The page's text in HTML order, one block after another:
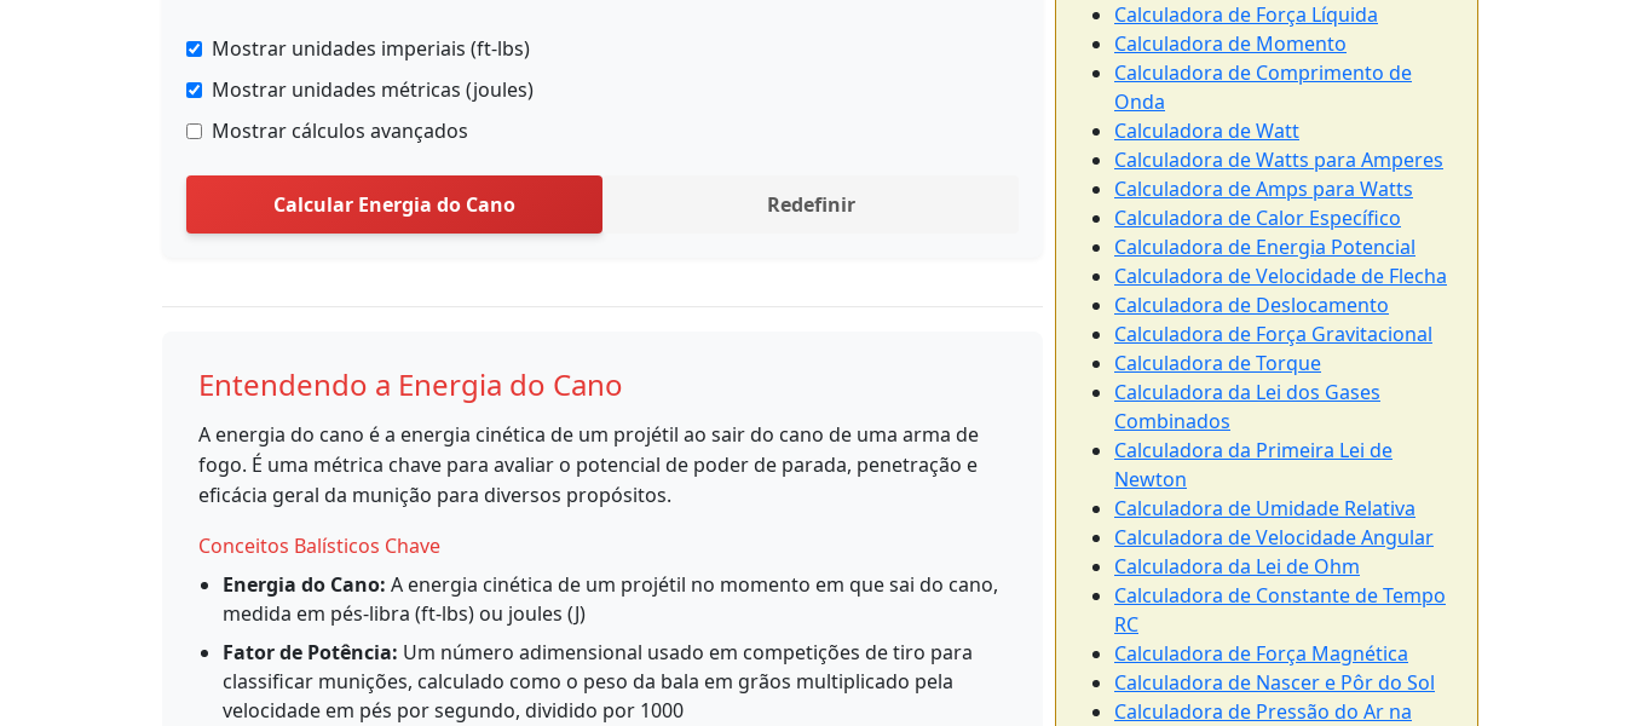
Mostrar unidades imperiais (ft-lbs)
Mostrar unidades métricas (joules)
Mostrar cálculos avançados
Calcular Energia do Cano Redefinir
Entendendo a Energia do Cano
A energia do cano é a energia cinética de um projétil ao sair do cano de uma arma de
fogo. É uma métrica chave para avaliar o potencial de poder de parada, penetração e
eficácia geral da munição para diversos propósitos.
Conceitos Balísticos Chave
Energia do Cano: A energia cinética de um projétil no momento em que sai do cano,
medida em pés-libra (ft-lbs) ou joules (J)
Fator de Potência: Um número adimensional usado em competições de tiro para
classificar munições, calculado como o peso da bala em grãos multiplicado pela
velocidade em pés por segundo, dividido por 1000
Calculadora de Força Líquida
Calculadora de Momento
Calculadora de Comprimento de
Onda
Calculadora de Watt
Calculadora de Watts para Amperes
Calculadora de Amps para Watts
Calculadora de Calor Específico
Calculadora de Energia Potencial
Calculadora de Velocidade de Flecha
Calculadora de Deslocamento
Calculadora de Força Gravitacional
Calculadora de Torque
Calculadora da Lei dos Gases
Combinados
Calculadora da Primeira Lei de
Newton
Calculadora de Umidade Relativa
Calculadora de Velocidade Angular
Calculadora da Lei de Ohm
Calculadora de Constante de Tempo
RC
Calculadora de Força Magnética
Calculadora de Nascer e Pôr do Sol
Calculadora de Pressão do Ar na